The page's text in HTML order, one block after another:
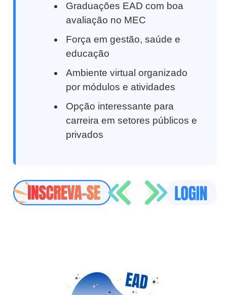
Graduações EAD com boa
avaliação no MEC
Força em gestão, saúde e
educação
Ambiente virtual organizado
por módulos e atividades
Opção interessante para
carreira em setores públicos e
privados